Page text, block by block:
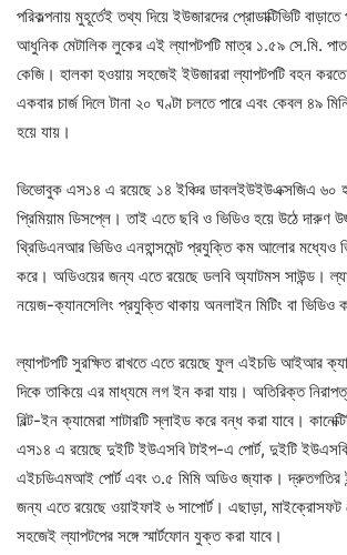
পরিকল্পনায় মুহূর্তেই তথ্য দিয়ে ইউজারদের প্রোডাক্টিভিটি
আধুনিক মেটালিক লুকের এই ল্যাপটপটি মাত্র ১.৫৯ সে.মি.
কেজি। হালকা হওয়ায় সহজেই ইউজাররা ল্যাপটপটি বহন করতে
একবার চার্জ দিলে টানা ২০ ঘণ্টা চলতে পারে এবং কেবল ৪৯
হয়ে যায়।
ভিভোবুক এস১৪ এ রয়েছে ১৪ ইঞ্চির ডাবলইউইউএক্সজিএ ৬০
প্রিমিয়াম ডিসপ্লে। তাই এতে ছবি ও ভিডিও হয়ে উঠে দারুণ
থ্রিডিএনআর ভিডিও এনহান্সমেন্ট প্রযুক্তি কম আলোর মধ্যেও
করে। অডিওয়ের জন্য এতে রয়েছে ডলবি অ্যাটমস সাউন্ড।
নয়েজ-ক্যানসেলিং প্রযুক্তি থাকায় অনলাইন মিটিং বা
ল্যাপটপটি সুরক্ষিত রাখতে এতে রয়েছে ফুল এইচডি আইআর
দিকে তাকিয়ে এর মাধ্যমে লগ ইন করা যায়। অতিরিক্ত
বিল্ট-ইন ক্যামেরা শাটারটি স্লাইড করে বন্ধ করা যাবে।
এস১৪ এ রয়েছে দুইটি ইউএসবি টাইপ-এ পোর্ট, দুইটি
এইচডিএমআই পোর্ট এবং ৩.৫ মিমি অডিও জ্যাক। দ্রুতগতির
জন্য এতে রয়েছে ওয়াইফাই ৬ সাপোর্ট। এছাড়া, মাইক্রোসফট
সহজেই ল্যাপটপের সঙ্গে স্মার্টফোন যুক্ত করা যাবে।